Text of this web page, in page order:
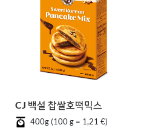
CJ 백설 찹쌀호떡믹스
400g (100 g = 1,21 €)